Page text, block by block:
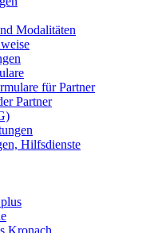
Modalitäten
für Partner
Partner
Hilfsdienste
Kronach